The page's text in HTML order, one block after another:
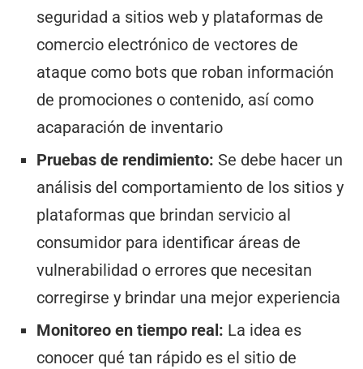
seguridad a sitios web y plataformas de
comercio electrónico de vectores de
ataque como bots que roban información
de promociones o contenido, así como
acaparación de inventario
Pruebas de rendimiento: Se debe hacer un
análisis del comportamiento de los sitios y
plataformas que brindan servicio al
consumidor para identificar áreas de
vulnerabilidad o errores que necesitan
corregirse y brindar una mejor experiencia
Monitoreo en tiempo real: La idea es
conocer qué tan rápido es el sitio de